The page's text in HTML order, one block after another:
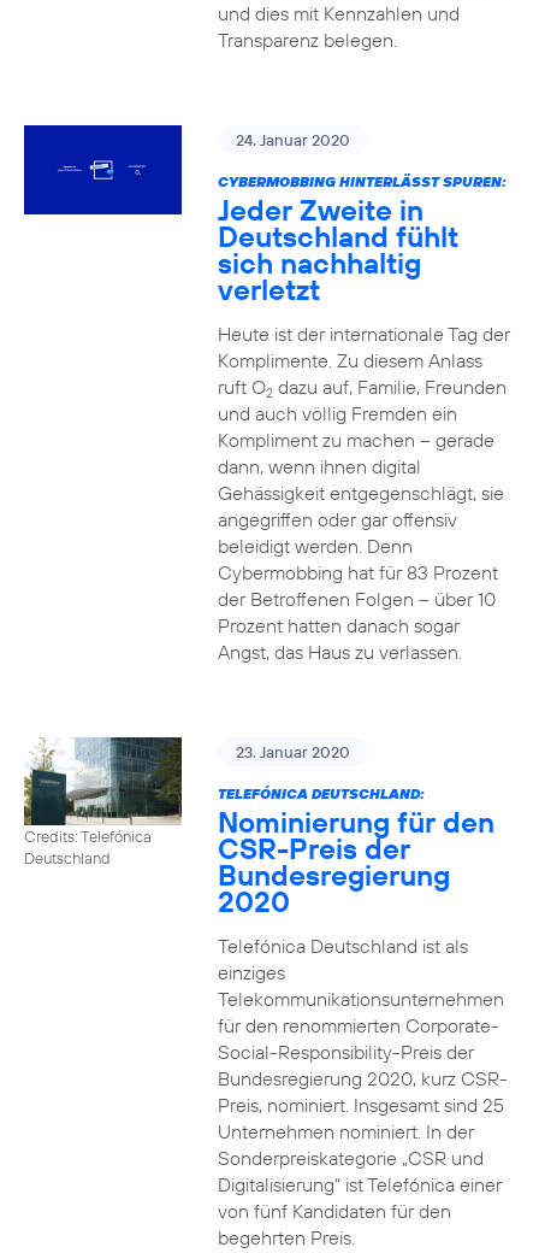
und dies mit Kennzahlen und
Transparenz belegen.
24. Januar 2020
CYBERMOBBING HINTERLÄSST SPUREN:
Jeder Zweite in
Deutschland fühlt
sich nachhaltig
verletzt
Heute ist der internationale Tag der
Komplimente. Zu diesem Anlass
ruft O2dazu auf, Familie, Freunden
und auch völlig Fremden ein
Kompliment zu machen – gerade
dann, wenn ihnen digital
Gehässigkeit entgegenschlägt, sie
angegriffen oder gar offensiv
beleidigt werden. Denn
Cybermobbing hat für 83 Prozent
der Betroffenen Folgen – über 10
Prozent hatten danach sogar
Angst, das Haus zu verlassen.
Credits: Telefónica
Deutschland
23. Januar 2020
TELEFÓNICA DEUTSCHLAND:
Nominierung für den
CSR-Preis der
Bundesregierung
2020
Telefónica Deutschland ist als
einziges
Telekommunikationsunternehmen
für den renommierten Corporate-
Social-Responsibility-Preis der
Bundesregierung 2020, kurz CSR-
Preis, nominiert. Insgesamt sind 25
Unternehmen nominiert. In der
Sonderpreiskategorie „CSR und
Digitalisierung“ ist Telefónica einer
von fünf Kandidaten für den
begehrten Preis.